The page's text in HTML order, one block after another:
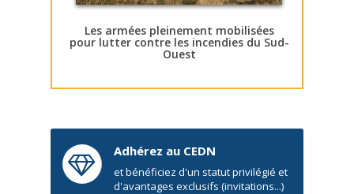
Les armées pleinement mobilisées
pour lutter contre les incendies du Sud-
Ouest
Adhérez au CEDN
et bénéficiez d'un statut privilégié et
d'avantages exclusifs (invitations...)